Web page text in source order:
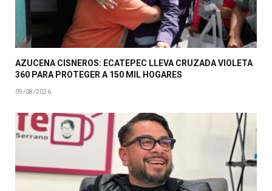
AZUCENA CISNEROS: ECATEPEC LLEVA CRUZADA VIOLETA
360 PARA PROTEGER A 150 MIL HOGARES
09/08/2026